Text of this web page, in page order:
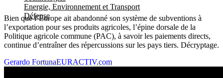
Energie, Environnement et Transport
Défense
Bien que l’Europe ait abandonné son système de subventions à
l’exportation pour ses produits agricoles, l’épine dorsale de la
Politique agricole commune (PAC), à savoir les paiements directs,
continue d’entraîner des répercussions sur les pays tiers. Décryptage.
Gerardo FortunaEURACTIV.com